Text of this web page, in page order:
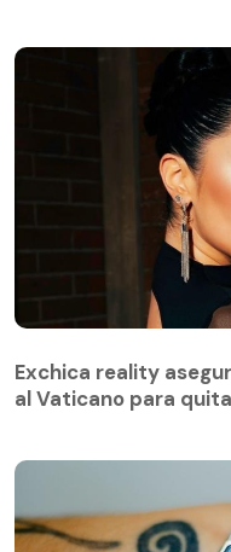
Exchica reality
al Vaticano para